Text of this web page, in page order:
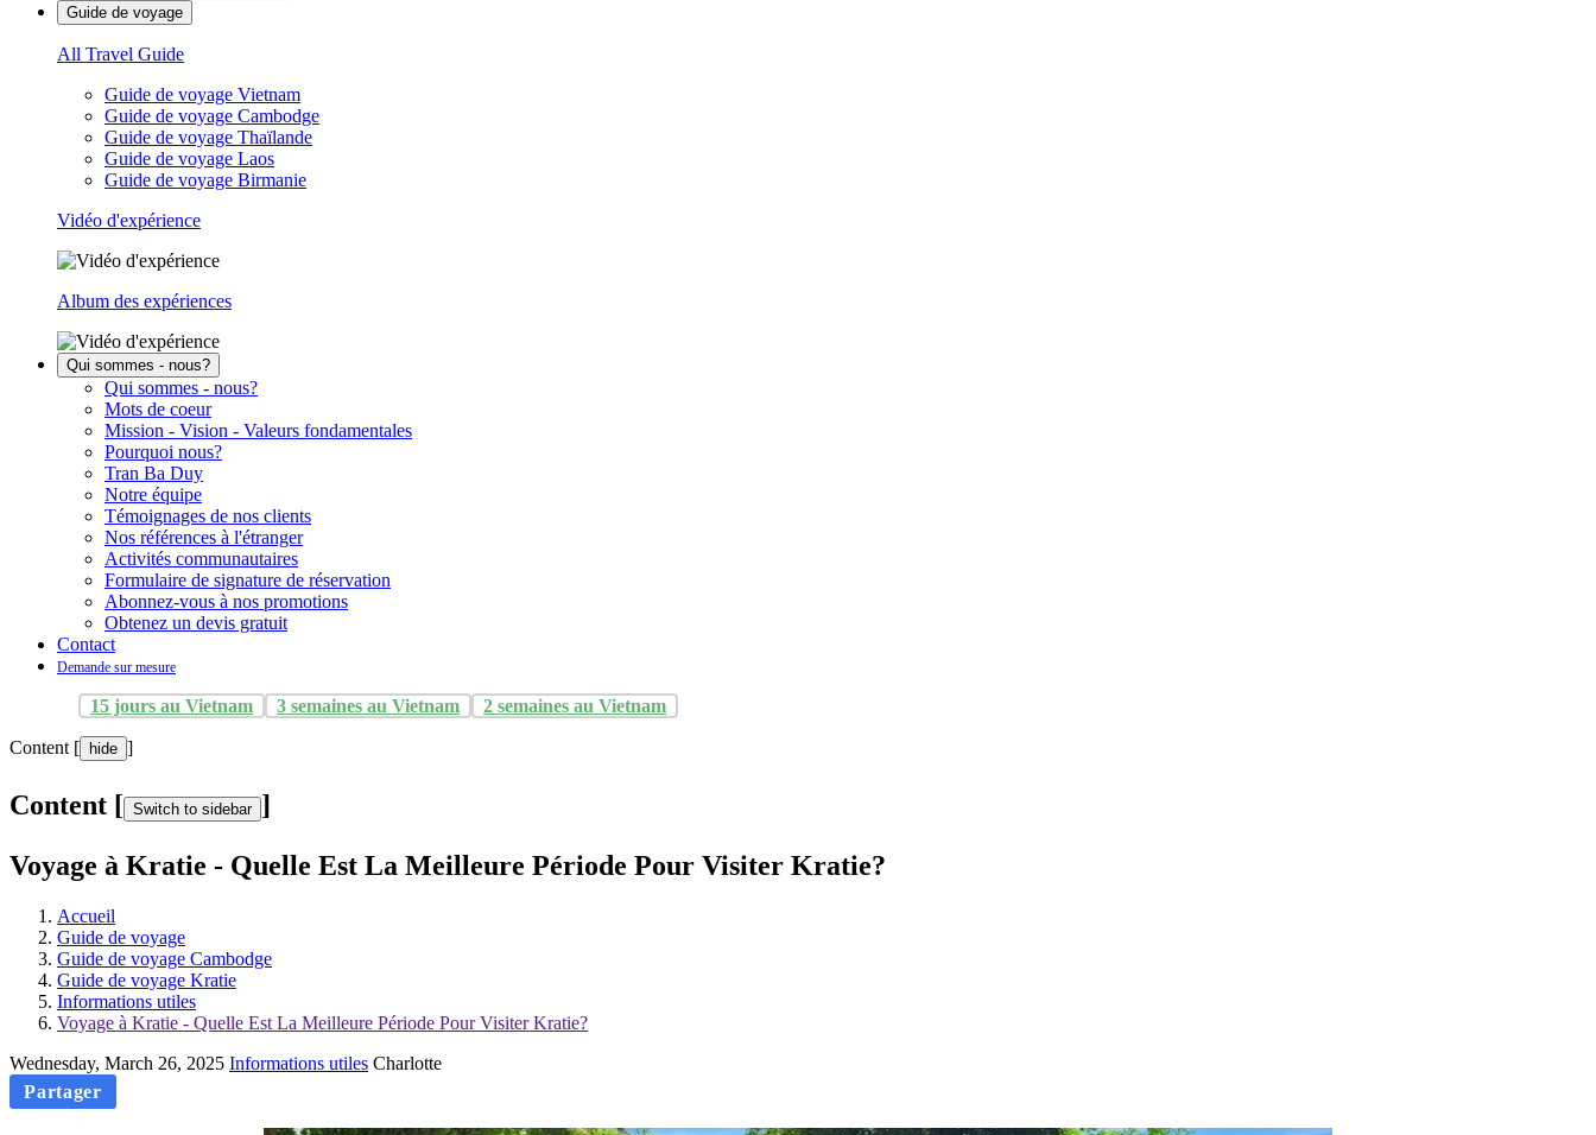
Guide de voyage
All Travel Guide
Guide de voyage Vietnam
Guide de voyage Cambodge
Guide de voyage Thaïlande
Guide de voyage Laos
Guide de voyage Birmanie
Vidéo d'expérience
Album des expériences
Qui sommes - nous?
Qui sommes - nous?
Mots de coeur
Mission - Vision - Valeurs fondamentales
Pourquoi nous?
Tran Ba Duy
Notre équipe
Témoignages de nos clients
Nos références à l'étranger
Activités communautaires
Formulaire de signature de réservation
Abonnez-vous à nos promotions
Obtenez un devis gratuit
Contact
Demande sur mesure
15 jours au Vietnam 3 semaines au Vietnam 2 semaines au Vietnam
Content [ hide ]
Content [ Switch to sidebar ]
Voyage à Kratie - Quelle Est La Meilleure Période Pour Visiter Kratie?
Accueil
Guide de voyage
Guide de voyage Cambodge
Guide de voyage Kratie
Informations utiles
Voyage à Kratie - Quelle Est La Meilleure Période Pour Visiter Kratie?
Wednesday, March 26, 2025 Informations utiles Charlotte
Partager